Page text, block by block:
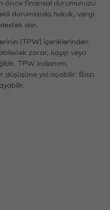
önce finansal durumunuzu
durumlarda hukuk, vergi
alın.
(TPW) içeriklerinden
zarar, kayıp veya
TPW kullanımı,
düşüşüne yol açabilir. Bazı